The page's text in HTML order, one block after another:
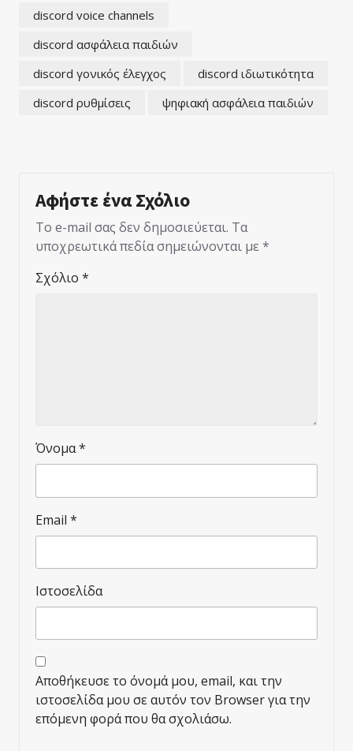
discord voice channels
discord ασφάλεια παιδιών
discord γονικός έλεγχος
discord ιδιωτικότητα
discord ρυθμίσεις
ψηφιακή ασφάλεια παιδιών
Αφήστε ένα Σχόλιο
Το e-mail σας δεν δημοσιεύεται. Τα
υποχρεωτικά πεδία σημειώνονται με *
Σχόλιο *
Όνομα*
Email *
Ιστοσελίδα
Αποθήκευσε το όνομά μου, email, και την
ιστοσελίδα μου σε αυτόν τον Browser για την
επόμενη φορά που θα σχολιάσω.